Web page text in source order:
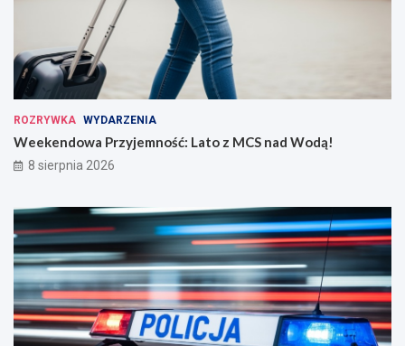
ROZRYWKA WYDARZENIA
Weekendowa Przyjemność: Lato z MCS nad Wodą!
8 sierpnia 2026